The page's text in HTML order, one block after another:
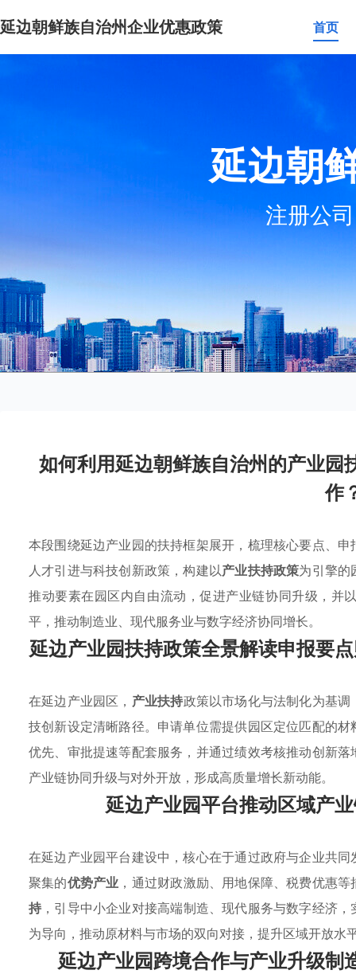
延边朝鲜族自治州企业优惠政策 首页
延边朝
注册公
如何利用延边朝鲜族自治州的产业
作
本段围绕延边产业园的扶持框架展开，梳理核心要点、
人才引进与科技创新政策，构建以产业扶持政策为引擎的
推动要素在园区内自由流动，促进产业链协同升级，并
平，推动制造业、现代服务业与数字经济协同增长。
延边产业园扶持政策全景解读申报要
在延边产业园区， 产业扶持政策以市场化与法制化为基
技创新设定清晰路径。申请单位需提供园区定位匹配的
优先、审批提速等配套服务，并通过绩效考核推动创新
产业链协同升级与对外开放，形成高质量增长新动能。
延边产业园平台推动区域产
在延边产业园平台建设中，核心在于通过政府与企业共同
聚集的优势产业 ，通过财政激励、用地保障、税费优惠
持 ，引导中小企业对接高端制造、现代服务与数字经济
为导向，推动原材料与市场的双向对接，提升区域开放水
延边产业园跨境合作与产业升级